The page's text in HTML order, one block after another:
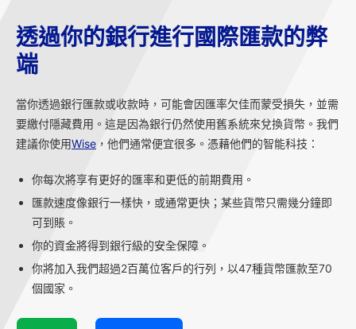
透過你的銀行進行國際匯款的弊
端
當你透過銀行匯款或收款時，可能會因匯率欠佳而蒙受損失，並需
要繳付隱藏費用。這是因為銀行仍然使用舊系統來兌換貨幣。我們
建議你使用Wise ，他們通常便宜很多。憑藉他們的智能科技：
你每次將享有更好的匯率和更低的前期費用。
匯款速度像銀行一樣快，或通常更快；某些貨幣只需幾分鐘即
可到賬。
你的資金將得到銀行級的安全保障。
你將加入我們超過2百萬位客戶的行列，以47種貨幣匯款至70
個國家。